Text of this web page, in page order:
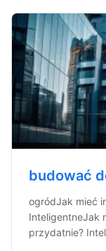
budować
ogródJak mieć
InteligentneJak
przydatnie?